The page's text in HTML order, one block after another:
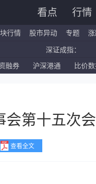
看点 行情
行情 股市异动 专题
深证成指：
国企指数：
融券 沪深港通 比价
会第十五次
查看全文